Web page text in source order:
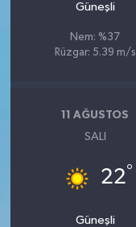
Güneşli
Nem: %37
Rüzgar: 5.39 m/s
11 AĞUSTOS
SALI
22°
Güneşli